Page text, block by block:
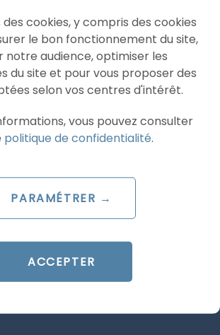
Overlays offrent une réponse
défis majeurs :
des fils d’actualité : chaque
se démarquer rapidement.
visuelle peut peser
à contacter notreagence Social
vos performances publicitaires
Articles similaires
des cookies, y compris des cookies
le bon fonctionnement du site,
notre audience, optimiser les
du site et pour vous proposer des
selon vos centres d'intérêt.
vous pouvez consulter
politique de confidentialité.
PARAMÉTRER →
ACCEPTER